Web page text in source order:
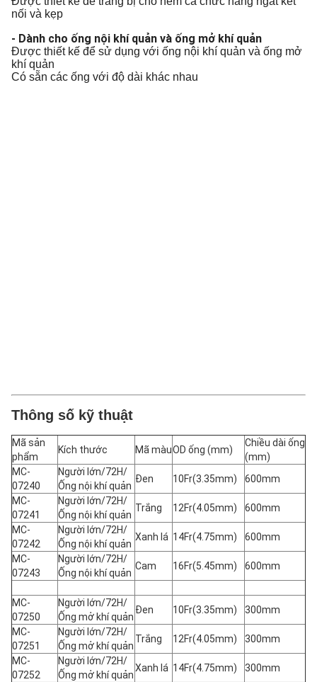
nối và kẹp
- Dành cho ống nội khí quản và ống mở khí quản
Được thiết kế để sử dụng với ống nội khí quản và ống mở
khí quản
Có sẵn các ống với độ dài khác nhau
Thông số kỹ thuật
Mã sản
phẩm
Kích thước Mã màuOD ống (mm)
Chiều dài ống
(mm)
MC-
07240
Người lớn/72H/
Ống nội khí quản
Đen 10Fr(3.35mm)
600mm
MC-
07241
Người lớn/72H/
Ống nội khí quản
Trắng 12Fr(4.05mm)
600mm
MC-
07242
Người lớn/72H/
Ống nội khí quản
Xanh lá 14Fr(4.75mm)
600mm
MC-
07243
Người lớn/72H/
Ống nội khí quản
Cam 16Fr(5.45mm) 600mm
MC-
07250
Người lớn/72H/
Ống mở khí quản
Đen 10Fr(3.35mm)
300mm
MC-
07251
Người lớn/72H/
Ống mở khí quản
Trắng 12Fr(4.05mm)
300mm
MC-
07252
Người lớn/72H/
Ống mở khí quản
Xanh lá 14Fr(4.75mm)
300mm